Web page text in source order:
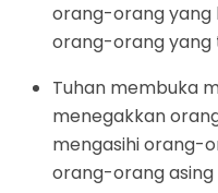
orang-orang yang
orang-orang yang
Tuhan membuka
menegakkan
mengasihi orang-
orang-orang asing